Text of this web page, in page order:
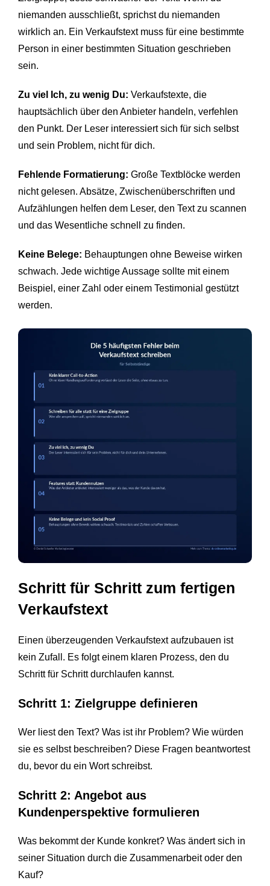
niemanden ausschließt, sprichst du niemanden
wirklich an. Ein Verkaufstext muss für eine bestimmte
Person in einer bestimmten Situation geschrieben
sein.
Zu viel Ich, zu wenig Du: Verkaufstexte, die
hauptsächlich über den Anbieter handeln, verfehlen
den Punkt. Der Leser interessiert sich für sich selbst
und sein Problem, nicht für dich.
Fehlende Formatierung: Große Textblöcke werden
nicht gelesen. Absätze, Zwischenüberschriften und
Aufzählungen helfen dem Leser, den Text zu scannen
und das Wesentliche schnell zu finden.
Keine Belege: Behauptungen ohne Beweise wirken
schwach. Jede wichtige Aussage sollte mit einem
Beispiel, einer Zahl oder einem Testimonial gestützt
werden.
Schritt für Schritt zum fertigen
Verkaufstext
Einen überzeugenden Verkaufstext aufzubauen ist
kein Zufall. Es folgt einem klaren Prozess, den du
Schritt für Schritt durchlaufen kannst.
Schritt 1: Zielgruppe definieren
Wer liest den Text? Was ist ihr Problem? Wie würden
sie es selbst beschreiben? Diese Fragen beantwortest
du, bevor du ein Wort schreibst.
Schritt 2: Angebot aus
Kundenperspektive formulieren
Was bekommt der Kunde konkret? Was ändert sich in
seiner Situation durch die Zusammenarbeit oder den
Kauf?